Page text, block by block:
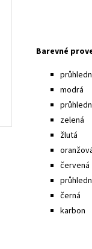
Barevné
modrá
zelená
žlutá
červená
černá
karbon